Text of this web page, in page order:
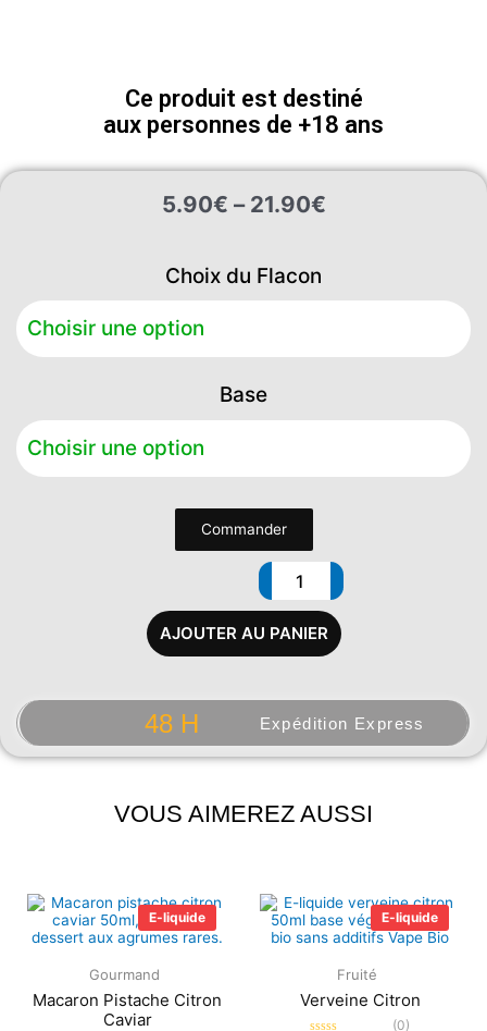
Ce produit est destiné
aux personnes de +18 ans
5.90€ – 21.90€
Plage
5.90€
à
Choix du Flacon
Base
de
Creamy
AJOUTER AU PANIER
Commander
48 H Expédition Express
VOUS AIMEREZ AUSSI
E-liquide
Gourmand
Macaron Pistache Citron
Caviar
de
prix :
5.90€
à
21.90€
E-liquide
Fruité
Verveine Citron
(0)
de
prix :
5.90€
à
21.90€